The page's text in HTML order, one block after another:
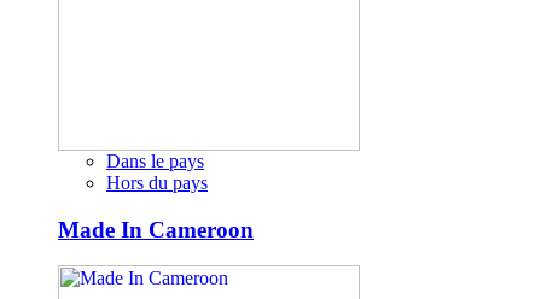
Dans le pays
Hors du pays
Made In Cameroon